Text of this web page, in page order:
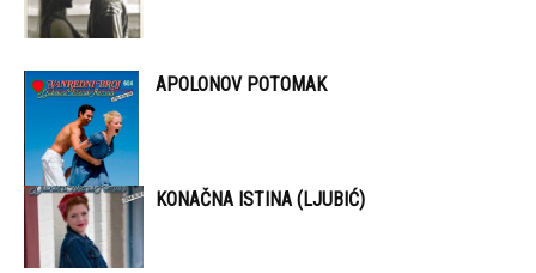
APOLONOV POTOMAK
KONAČNA ISTINA (LJUBIĆ)